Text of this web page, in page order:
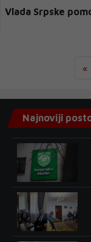
Vlada Srpske
«
Najnoviji